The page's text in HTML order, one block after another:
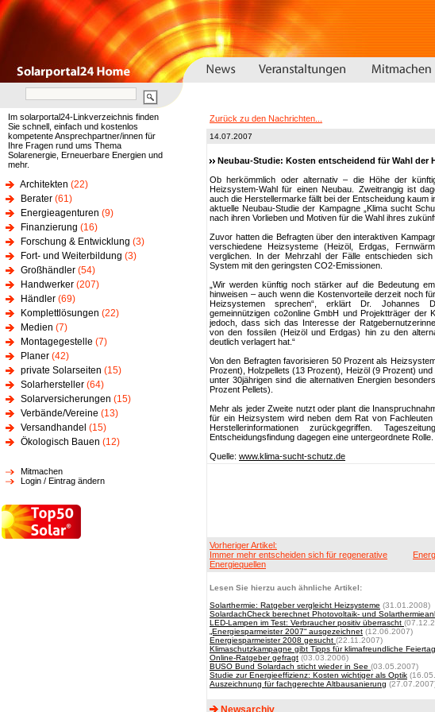
Im solarportal24-Linkverzeichnis finden
Sie schnell, einfach und kostenlos
kompetente Ansprechpartner/innen für
Ihre Fragen rund ums Thema
Solarenergie, Erneuerbare Energien und
mehr.
Architekten (22)
Berater (61)
Energieagenturen (9)
Finanzierung (16)
Forschung & Entwicklung (3)
Fort- und Weiterbildung (3)
Großhändler (54)
Handwerker (207)
Händler (69)
Komplettlösungen (22)
Medien (7)
Montagegestelle (7)
Planer (42)
private Solarseiten (15)
Solarhersteller (64)
Solarversicherungen (15)
Verbände/Vereine (13)
Versandhandel (15)
Ökologisch Bauen (12)
Mitmachen
Login / Eintrag ändern
Zurück zu den Nachrichten...
14.07.2007
Neubau-Studie: Kosten entscheidend für Wahl der
Ob herkömmlich oder alternativ – die Höhe der
Heizsystem-Wahl für einen Neubau. Zweitrangig ist
auch die Herstellermarke fällt bei der Entscheidung kaum
aktuelle Neubau-Studie der Kampagne „Klima sucht
nach ihren Vorlieben und Motiven für die Wahl ihres
Zuvor hatten die Befragten über den interaktiven
verschiedene Heizsysteme (Heizöl, Erdgas,
verglichen. In der Mehrzahl der Fälle entschieden
System mit den geringsten CO2-Emissionen.
„Wir werden künftig noch stärker auf die Bedeutung
hinweisen – auch wenn die Kostenvorteile derzeit noch
Heizsystemen sprechen“, erklärt Dr. Johannes
gemeinnützigen co2online GmbH und Projektträger der
jedoch, dass sich das Interesse der
von den fossilen (Heizöl und Erdgas) hin zu den
deutlich verlagert hat.“
Von den Befragten favorisieren 50 Prozent als
Prozent), Holzpellets (13 Prozent), Heizöl (9 Prozent)
unter 30jährigen sind die alternativen Energien
Prozent Pellets).
Mehr als jeder Zweite nutzt oder plant die
für ein Heizsystem wird neben dem Rat von
Herstellerinformationen zurückgegriffen.
Entscheidungsfindung dagegen eine untergeordnete Rolle.
Quelle: www.klima-sucht-schutz.de
Vorheriger Artikel:
Immer mehr entscheiden sich für regenerative
Energiequellen
Lesen Sie hierzu auch ähnliche Artikel:
Solarthermie: Ratgeber vergleicht Heizsysteme (31.01.2008)
SolardachCheck berechnet Photovoltaik- und
LED-Lampen im Test: Verbraucher positiv überrascht
„Energiesparmeister 2007“ ausgezeichnet (12.06.2007)
Energiesparmeister 2008 gesucht (22.11.2007)
Klimaschutzkampagne gibt Tipps für klimafreundliche
Online-Ratgeber gefragt (03.03.2006)
BUSO Bund Solardach sticht wieder in See (03.05.2007)
Studie zur Energieeffizienz: Kosten wichtiger als Optik
Auszeichnung für fachgerechte Altbausanierung
Newsarchiv